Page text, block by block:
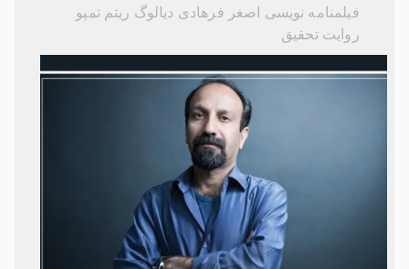
فیلمنامه نویسی اصغر فرهادی دیالوگ ریتم تمپو
روایت تحقیق